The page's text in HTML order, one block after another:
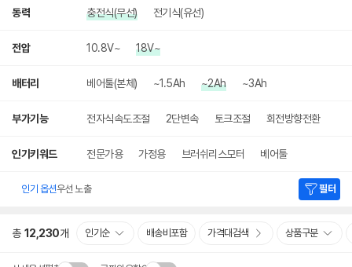
동력 충전식(무선) 전기식(유선)
전압 10.8V~ 18V~
배터리 베어툴(본체) ~1.5Ah ~2Ah ~3Ah
부가기능 전자식속도조절 2단변속 토크조절 회전방향전환
인기키워드 전문가용 가정용 브러쉬리스모터 베어툴
인기 옵션우선 노출 필터
총 12,230개 인기순 배송비포함 가격대검색 상품구분